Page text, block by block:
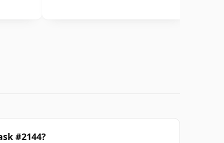
#2144?